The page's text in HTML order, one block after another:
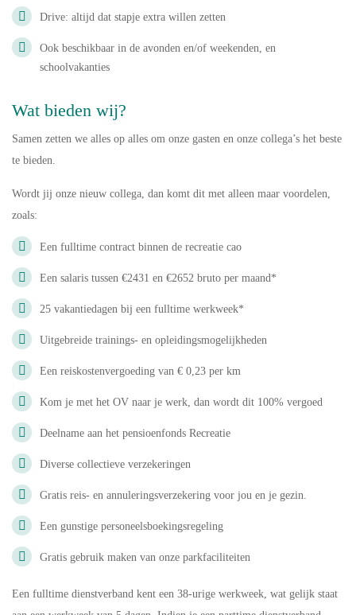
Drive: altijd dat stapje extra willen zetten
Ook beschikbaar in de avonden en/of weekenden, en
schoolvakanties
Wat bieden wij?
Samen zetten we alles op alles om onze gasten en onze collega’s het beste
te bieden.
Wordt jij onze nieuw collega, dan komt dit met alleen maar voordelen,
zoals:
Een fulltime contract binnen de recreatie cao
Een salaris tussen €2431 en €2652 bruto per maand*
25 vakantiedagen bij een fulltime werkweek*
Uitgebreide trainings- en opleidingsmogelijkheden
Een reiskostenvergoeding van € 0,23 per km
Kom je met het OV naar je werk, dan wordt dit 100% vergoed
Deelname aan het pensioenfonds Recreatie
Diverse collectieve verzekeringen
Gratis reis- en annuleringsverzekering voor jou en je gezin.
Een gunstige personeelsboekingsregeling
Gratis gebruik maken van onze parkfaciliteiten
Een fulltime dienstverband kent een 38-urige werkweek, wat gelijk staat